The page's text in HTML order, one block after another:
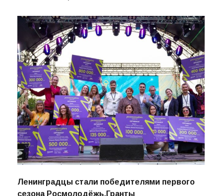
Ленинградцы стали победителями первого
сезона Росмолодёжь.Гранты